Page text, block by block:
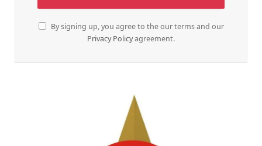
By signing up, you agree to the our terms and our
Privacy Policyagreement.